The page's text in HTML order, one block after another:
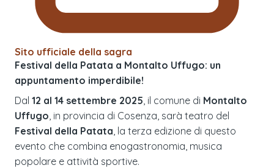
Sito ufficiale della sagra
Festival della Patata a Montalto Uffugo: un
appuntamento imperdibile!
Dal 12 al 14 settembre 2025 , il comune di Montalto
Uffugo , in provincia di Cosenza, sarà teatro del
Festival della Patata , la terza edizione di questo
evento che combina enogastronomia, musica
popolare e attività sportive.